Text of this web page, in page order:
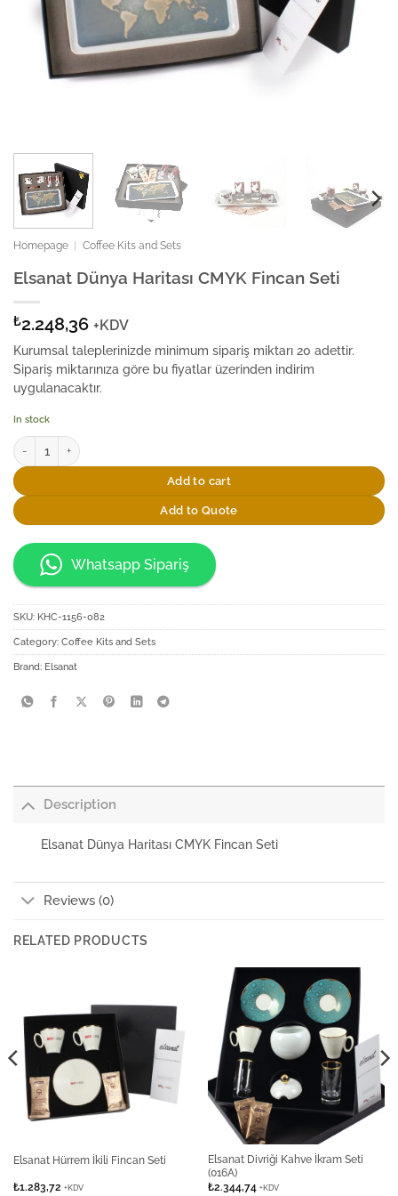
Homepage Coffee Kits and Sets
Elsanat Dünya Haritası CMYK Fincan Seti
₺2.248,36 +KDV
Kurumsal taleplerinizde minimum sipariş miktarı 20 adettir.
Sipariş miktarınıza göre bu fiyatlar üzerinden indirim
uygulanacaktır.
In stock
Elsanat Dünya Haritası CMYK Fincan Seti quantity
Add to cart
Add to Quote
Whatsapp Sipariş
SKU: KHC-1156-082
Category: Coffee Kits and Sets
Brand: Elsanat
Description
Elsanat Dünya Haritası CMYK Fincan Seti
Reviews (0)
RELATED PRODUCTS
Elsanat Hürrem İkili Fincan Seti
₺1.283,72 +KDV
Elsanat Divriği Kahve İkram Seti
(016A)
₺2.344,74 +KDV